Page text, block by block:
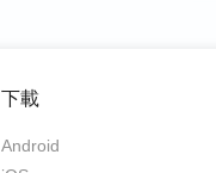
下載
Android